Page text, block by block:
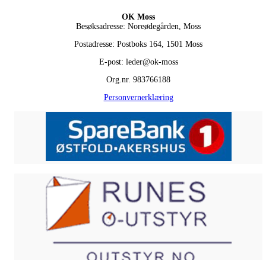
OK Moss
Besøksadresse: Noreødegården, Moss
Postadresse: Postboks 164, 1501 Moss
E-post: leder@ok-moss
Org.nr. 983766188
Personvernerklæring